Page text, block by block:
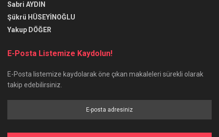
Sabri AYDIN
Şükrü HÜSEYİNOĞLU
Yakup DÖĞER
E-Posta Listemize Kaydolun!
E-Posta listemize kaydolarak öne çıkan makaleleri sürekli olarak
takip edebilirsiniz.